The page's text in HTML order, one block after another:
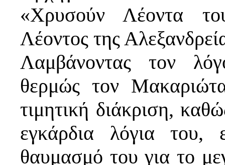
«Χρυσούν Λέοντα
Λέοντος της
Λαμβάνοντας τον
θερμώς τον
τιμητική διάκριση,
εγκάρδια λόγια του,
θαυμασμό του για το